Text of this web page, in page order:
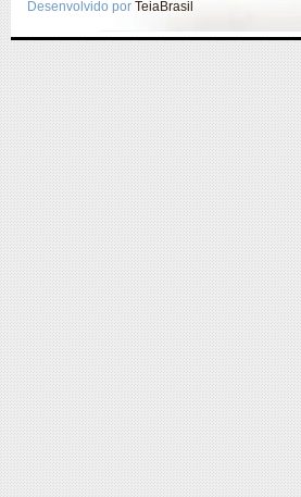
Desenvolvido por TeiaBrasil